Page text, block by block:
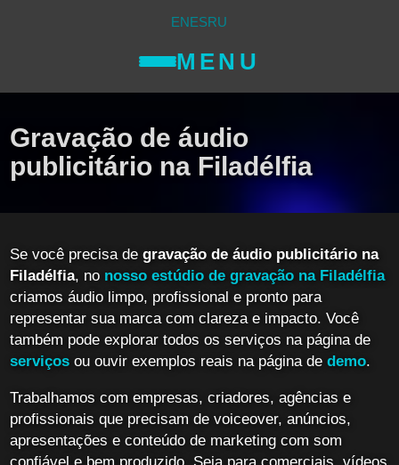
ENESRU
MENU
Gravação de áudio
publicitário na Filadélfia
Se você precisa degravação de áudio publicitário na
Filadélfia, no nosso estúdio de gravação na Filadélfia
criamos áudio limpo, profissional e pronto para
representar sua marca com clareza e impacto. Você
também pode explorar todos os serviços na página de
serviços ou ouvir exemplos reais na página dedemo.
Trabalhamos com empresas, criadores, agências e
profissionais que precisam de voiceover, anúncios,
apresentações e conteúdo de marketing com som
confiável e bem produzido. Seja para comerciais, vídeos